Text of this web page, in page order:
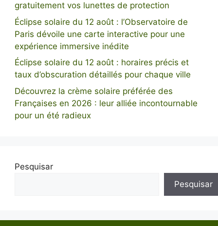
gratuitement vos lunettes de protection
Éclipse solaire du 12 août : l’Observatoire de
Paris dévoile une carte interactive pour une
expérience immersive inédite
Éclipse solaire du 12 août : horaires précis et
taux d’obscuration détaillés pour chaque ville
Découvrez la crème solaire préférée des
Françaises en 2026 : leur alliée incontournable
pour un été radieux
Pesquisar
Pesquisar